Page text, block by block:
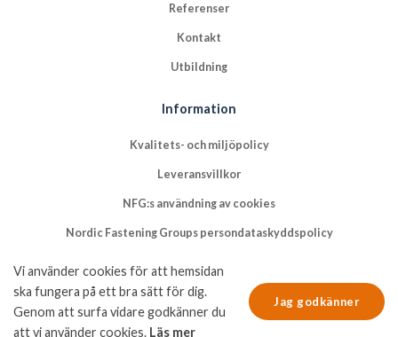
Referenser
Kontakt
Utbildning
Information
Kvalitets- och miljöpolicy
Leveransvillkor
NFG:s användning av cookies
Nordic Fastening Groups persondataskyddspolicy
Vi använder cookies för att hemsidan
ska fungera på ett bra sätt för dig.
Genom att surfa vidare godkänner du
att vi använder cookies. Läs mer
Jag godkänner